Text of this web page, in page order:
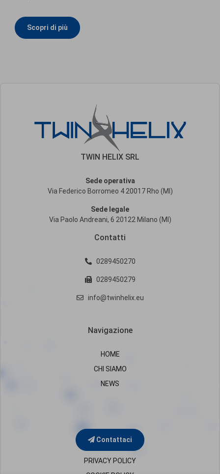
Scopri di più
TWIN HELIX SRL
Sede operativa
Via Federico Borromeo 4 20017 Rho (MI)
Sede legale
Via Paolo Andreani, 6 20122 Milano (MI)
Contatti
0289450270
0289450279
info@twinhelix.eu
Navigazione
HOME
CHI SIAMO
NEWS
Contattaci
PRIVACY POLICY